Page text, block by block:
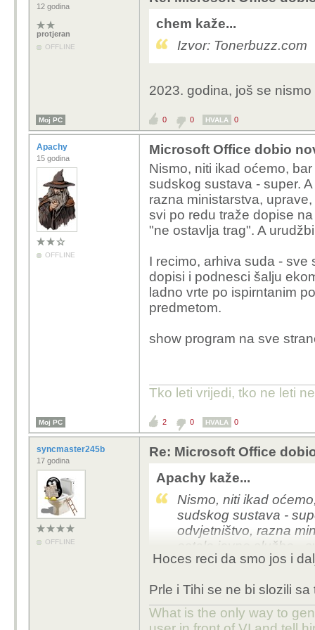
12 godina
protjeran
OFFLINE
chem kaže...
Izvor: Tonerbuzz.com
2023. godina, još se
Moj PC 0 0 HVALA 0
Apachy
15 godina
OFFLINE
Microsoft Office dobio
Nismo, niti ikad oćemo,
sudskog sustava - super.
razna ministarstva,
svi po redu traže dopise
"ne ostavlja trag". A
I recimo, arhiva suda - sve
dopisi i podnesci šalju
ladno vrte po ispirntanim
predmetom.
show program na sve
Tko leti vrijedi, tko ne leti
Moj PC 2 0 HVALA 0
syncmaster245b
17 godina
OFFLINE
Re: Microsoft Office
Apachy kaže...
Nismo, niti ikad
sudskog sustava -
odvjetništvo, razna
ostale javne službe -
email smatra
I recimo, arhiva suda
Iako se dopisi i
Hoces reci da smo jos i
Prle i Tihi se ne bi slozili
What is the only way to